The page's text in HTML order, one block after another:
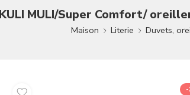
KULI MULI/Super Comfort/
Maison Literie Duvets,